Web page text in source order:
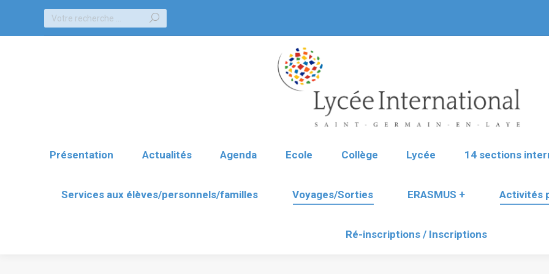
Recherche
:
Présentation Actualités Agenda Ecole Collège Lycée 14 sections
Services aux élèves/personnels/familles Voyages/Sorties ERASMUS + Activités
Ré-inscriptions / Inscriptions
Présentation Actualités
Voyages/Sorties
Ré-inscriptions / Inscriptions